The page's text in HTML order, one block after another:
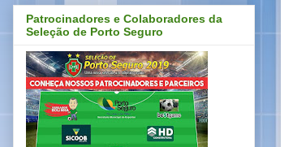
Patrocinadores e Colaboradores da
Seleção de Porto Seguro